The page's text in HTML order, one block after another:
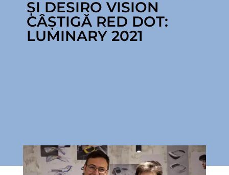
ȘI DESIRO VISION
CÂȘTIGĂ RED DOT:
LUMINARY 2021